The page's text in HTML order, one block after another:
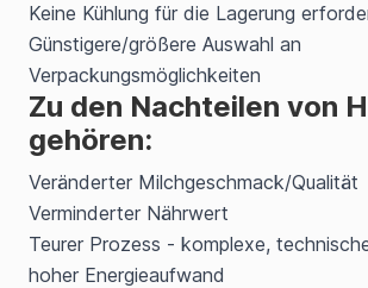
Keine Kühlung für die Lagerung
Günstigere/größere Auswahl an
Verpackungsmöglichkeiten
Zu den Nachteilen von
gehören:
Veränderter Milchgeschmack/Qualität
Verminderter Nährwert
Teurer Prozess - komplexe,
hoher Energieaufwand